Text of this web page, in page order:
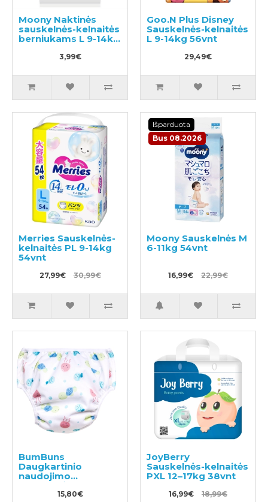
Moony Naktinės
sauskelnės-kelnaitės
berniukams L 9-14kg
3,99€
Goo.N Plus Disney
Sauskelnės-kelnaitės
L 9-14kg 56vnt
29,49€
Merries Sauskelnės-
kelnaitės PL 9-14kg
54vnt
27,99€ 30,99€
Išparduota
Bus 08.2026
Moony Sauskelnės M
6-11kg 54vnt
16,99€ 22,99€
BumBuns
Daugkartinio
naudojimo
sauskelnės
plaukimui ir tualeto
15,80€
JoyBerry
Sauskelnės-kelnaitės
PXL 12–17kg 38vnt
16,99€ 18,99€